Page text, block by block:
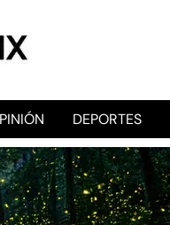
DEPORTES